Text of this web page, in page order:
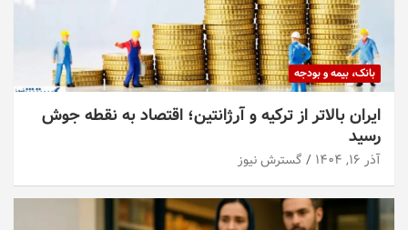
بانک، بیمه و بودجه
ایران بالاتر از ترکیه و آرژانتین؛ اقتصاد به نقطه جوش
رسید
آذر ۱۶, ۱۴۰۴ گسترش نیوز